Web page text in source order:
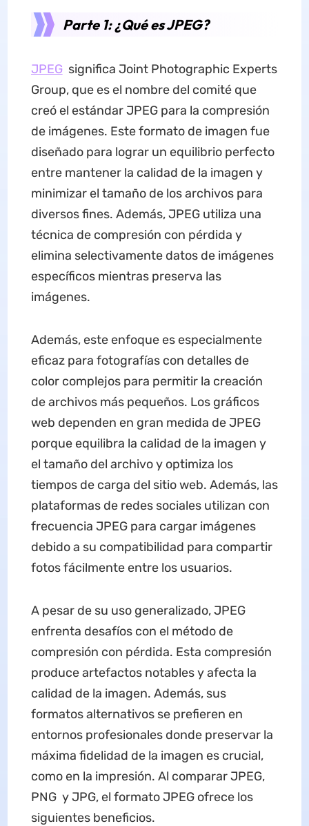
Parte 1: ¿Qué es JPEG?
JPEGsignifica Joint Photographic Experts
Group, que es el nombre del comité que
creó el estándar JPEG para la compresión
de imágenes. Este formato de imagen fue
diseñado para lograr un equilibrio perfecto
entre mantener la calidad de la imagen y
minimizar el tamaño de los archivos para
diversos fines. Además, JPEG utiliza una
técnica de compresión con pérdida y
elimina selectivamente datos de imágenes
específicos mientras preserva las
imágenes.
Además, este enfoque es especialmente
eficaz para fotografías con detalles de
color complejos para permitir la creación
de archivos más pequeños. Los gráficos
web dependen en gran medida de JPEG
porque equilibra la calidad de la imagen y
el tamaño del archivo y optimiza los
tiempos de carga del sitio web. Además, las
plataformas de redes sociales utilizan con
frecuencia JPEG para cargar imágenes
debido a su compatibilidad para compartir
fotos fácilmente entre los usuarios.
A pesar de su uso generalizado, JPEG
enfrenta desafíos con el método de
compresión con pérdida. Esta compresión
produce artefactos notables y afecta la
calidad de la imagen. Además, sus
formatos alternativos se prefieren en
entornos profesionales donde preservar la
máxima fidelidad de la imagen es crucial,
como en la impresión. Al comparar JPEG,
PNG y JPG, el formato JPEG ofrece los
siguientes beneficios.